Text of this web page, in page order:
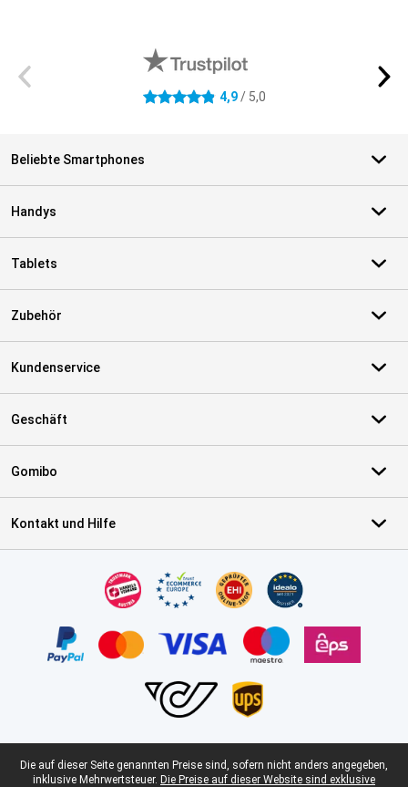
4.9 Sterne 4,9/ 5,0
Beliebte Smartphones
Handys
Tablets
Zubehör
Kundenservice
Geschäft
Gomibo
Kontakt und Hilfe
Juristische Fußzeile
Die auf dieser Seite genannten Preise sind, sofern nicht anders angegeben,
inklusive Mehrwertsteuer. Die Preise auf dieser Website sind exklusive